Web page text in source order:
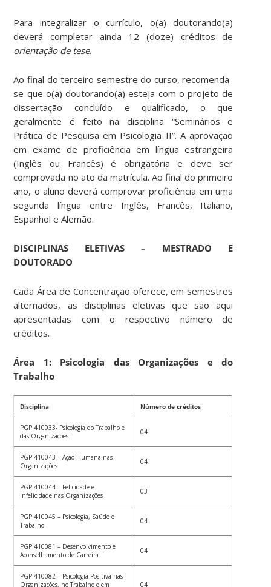
Para integralizar o currículo, o(a) doutorando(a)
deverá completar ainda 12 (doze) créditos de
orientação de tese.
Ao final do terceiro semestre do curso, recomenda-
se que o(a) doutorando(a) esteja com o projeto de
dissertação concluído e qualificado, o que
geralmente é feito na disciplina “Seminários e
Prática de Pesquisa em Psicologia II”. A aprovação
em exame de proficiência em língua estrangeira
(Inglês ou Francês) é obrigatória e deve ser
comprovada no ato da matrícula. Ao final do primeiro
ano, o aluno deverá comprovar proficiência em uma
segunda língua entre Inglês, Francês, Italiano,
Espanhol e Alemão.
DISCIPLINAS ELETIVAS – MESTRADO E
DOUTORADO
Cada Área de Concentração oferece, em semestres
alternados, as disciplinas eletivas que são aqui
apresentadas com o respectivo número de
créditos.
Área 1: Psicologia das Organizações e do
Trabalho
Disciplina Número de créditos
PGP 410033- Psicologia do Trabalho e
das Organizações
04
PGP 410043 – Ação Humana nas
Organizações
04
PGP 410044 – Felicidade e
Infelicidade nas Organizações
03
PGP 410045 – Psicologia, Saúde e
Trabalho
04
PGP 410081 – Desenvolvimento e
Aconselhamento de Carreira
04
PGP 410082 – Psicologia Positiva nas
Organizações, no Trabalho e em
04